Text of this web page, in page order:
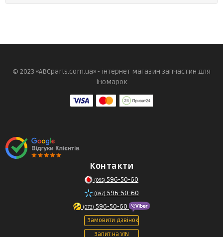
© 2023 «ABCparts.com.ua» - інтернет магазин запчастин для
іномарок
Контакти
(095) 596-50-60
(097) 596-50-60
(073) 596-50-60
Замовити дзвінок
Запит на VIN